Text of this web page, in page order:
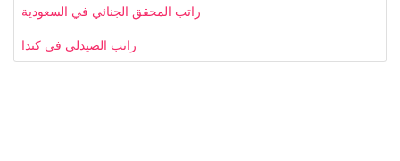
راتب المحقق الجنائي في السعودية
راتب الصيدلي في كندا